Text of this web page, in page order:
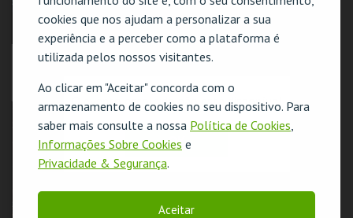
cookies que nos ajudam a personalizar a sua
experiência e a perceber como a plataforma é
utilizada pelos nossos visitantes.
Ao clicar em "Aceitar" concorda com o
armazenamento de cookies no seu dispositivo. Para
saber mais consulte a nossa Política de Cookies
Informações Sobre Cookies e
Privacidade & Segurança.
Aceitar
REBELDES SEM
CINEMATECA
MAIS INFO
COMPRAR
REBELDES SEM
PICTURE SHOW
CINEMATECA
COMPRAR
O evento escolhido não está disponível
OK